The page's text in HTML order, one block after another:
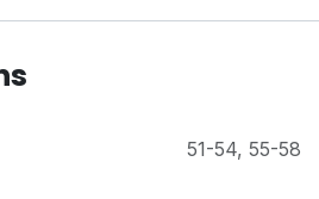
51-54, 55-58